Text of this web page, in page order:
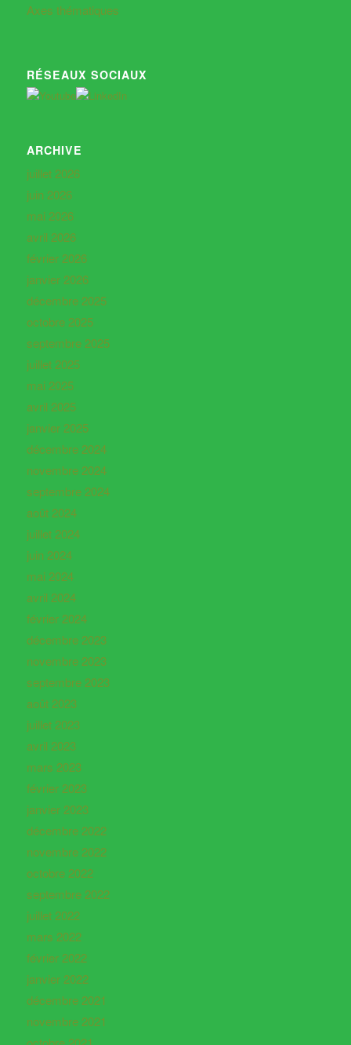
Axes thématiques
RÉSEAUX SOCIAUX
ARCHIVE
juillet 2026
juin 2026
mai 2026
avril 2026
février 2026
janvier 2026
décembre 2025
octobre 2025
septembre 2025
juillet 2025
mai 2025
avril 2025
janvier 2025
décembre 2024
novembre 2024
septembre 2024
août 2024
juillet 2024
juin 2024
mai 2024
avril 2024
février 2024
décembre 2023
novembre 2023
septembre 2023
août 2023
juillet 2023
avril 2023
mars 2023
février 2023
janvier 2023
décembre 2022
novembre 2022
octobre 2022
septembre 2022
juillet 2022
mars 2022
février 2022
janvier 2022
décembre 2021
novembre 2021